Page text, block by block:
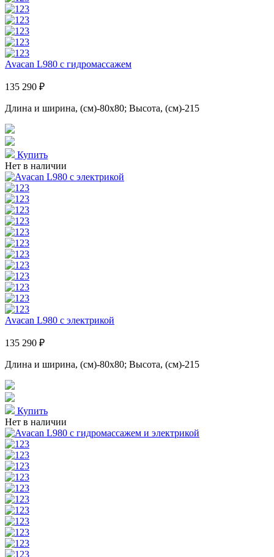
Avacan L980 с гидромассажем
135 290 ₽
Длина и ширина, (см)-80x80; Высота, (см)-215
Купить
Нет в наличии
Avacan L980 с электрикой
135 290 ₽
Длина и ширина, (см)-80x80; Высота, (см)-215
Купить
Нет в наличии